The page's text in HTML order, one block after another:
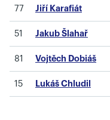
77 Jiří Karafiát
51 Jakub Šlahař
81 Vojtěch Dobiáš
15 Lukáš Chludil